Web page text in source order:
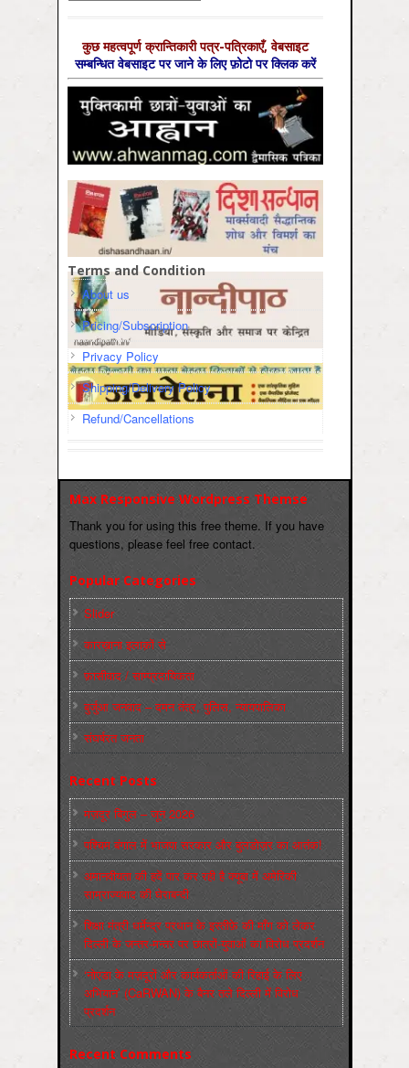
कुछ महत्‍वपूर्ण क्रान्तिकारी पत्र-पत्रिकाएँ, वेबसाइट
सम्‍बन्धित वेबसाइट पर जाने के लिए फ़ोटो पर क्लिक करें
Terms and Condition
About us
Pricing/Subscription
Privacy Policy
Shipping/Delivery Policy
Refund/Cancellations
Max Responsive Wordpress Themse
Thank you for using this free theme. If you have
questions, please feel free contact.
Popular Categories
Slider
कारख़ाना इलाक़ों से
फ़ासीवाद / साम्‍प्रदायिकता
बुर्जुआ जनवाद – दमन तंत्र, पुलिस, न्‍यायपालिका
संघर्षरत जनता
Recent Posts
मज़दूर बिगुल – जून 2026
पश्चिम बंगाल में भाजपा सरकार और बुलडोज़र का आतंक!
अमानवीयता की हदें पार कर रही है क्यूबा में अमेरिकी
साम्राज्यवाद की घेराबन्दी
शिक्षा मंत्री धर्मेन्द्र प्रधान के इस्तीफ़े की माँग को लेकर
दिल्ली के जन्तर-मन्तर पर छात्रों-युवाओं का विरोध प्रदर्शन
‘नोएडा के मज़दूरों और कार्यकर्ताओं की रिहाई के लिए
अभियान’ (CaRWAN) के बैनर तले दिल्ली में विरोध
प्रदर्शन
Recent Comments